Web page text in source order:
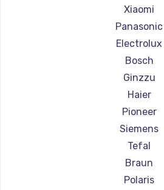
Ремонт
Ремонт
Ремонт
Ремонт
Xiaomi
Panasonic
Electrolux
Bosch
Ginzzu
Haier
Pioneer
Siemens
Tefal
Braun
Polaris